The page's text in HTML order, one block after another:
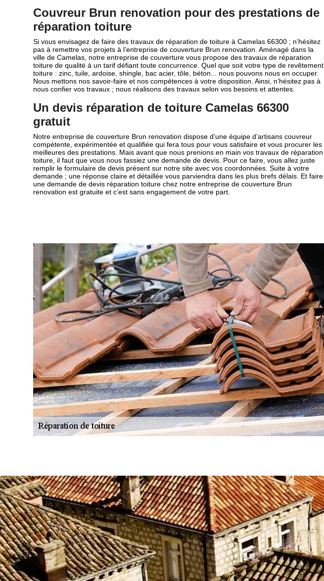
Couvreur Brun renovation pour des prestations de
réparation toiture
Si vous envisagez de faire des travaux de réparation de toiture à Camelas 66300 ; n’hésitez
pas à remettre vos projets à l’entreprise de couverture Brun renovation. Aménagé dans la
ville de Camelas, notre entreprise de couverture vous propose des travaux de réparation
toiture de qualité à un tarif défiant toute concurrence. Quel que soit votre type de revêtement
toiture : zinc, tuile, ardoise, shingle, bac acier, tôle, béton... nous pouvons nous en occuper.
Nous mettons nos savoir-faire et nos compétences à votre disposition. Ainsi, n’hésitez pas à
nous confier vos travaux ; nous réalisons des travaux selon vos besoins et attentes.
Un devis réparation de toiture Camelas 66300
gratuit
Notre entreprise de couverture Brun renovation dispose d’une équipe d’artisans couvreur
compétente, expérimentée et qualifiée qui fera tous pour vous satisfaire et vous procurer les
meilleures des prestations. Mais avant que nous prenions en main vos travaux de réparation
toiture, il faut que vous nous fassiez une demande de devis. Pour ce faire, vous allez juste
remplir le formulaire de devis présent sur notre site avec vos coordonnées. Suite à votre
demande ; une réponse claire et détaillée vous parviendra dans les plus brefs délais. Et faire
une demande de devis réparation toiture chez notre entreprise de couverture Brun
renovation est gratuite et c’est sans engagement de votre part.